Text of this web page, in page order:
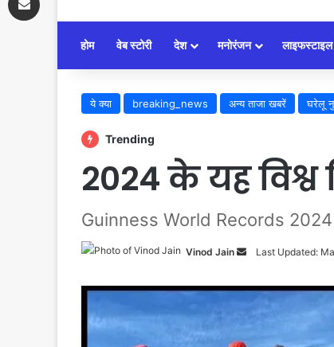
होम वेब स्टोरी देश मनोरंजन लाइफस्टाइल
ये क्या breaking_news अन्य ताजा खबरें घरेलू
Trending
2024 के यह
Guinness World Records 2024 -
Vinod Jain
Send
email
Last Updated: